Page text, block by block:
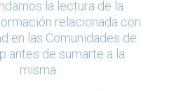
la lectura de la
relacionada con
en las Comunidades de
antes de sumarte a la
misma